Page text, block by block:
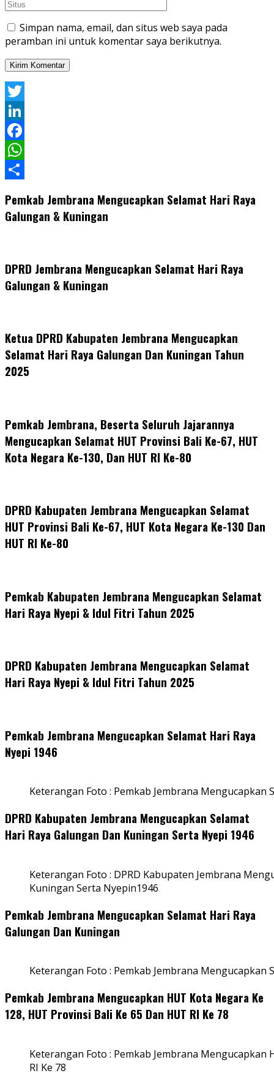
Simpan nama, email, dan situs web saya pada
peramban ini untuk komentar saya berikutnya.
Twitter
LinkedIn
Facebook
WhatsApp
Pemkab Jembrana Mengucapkan Selamat Hari Raya
Galungan & Kuningan
DPRD Jembrana Mengucapkan Selamat Hari Raya
Galungan & Kuningan
Ketua DPRD Kabupaten Jembrana Mengucapkan
Selamat Hari Raya Galungan Dan Kuningan Tahun
2025
Pemkab Jembrana, Beserta Seluruh Jajarannya
Mengucapkan Selamat HUT Provinsi Bali Ke-67, HUT
Kota Negara Ke-130, Dan HUT RI Ke-80
DPRD Kabupaten Jembrana Mengucapkan Selamat
HUT Provinsi Bali Ke-67, HUT Kota Negara Ke-130 Dan
HUT RI Ke-80
Pemkab Kabupaten Jembrana Mengucapkan Selamat
Hari Raya Nyepi & Idul Fitri Tahun 2025
DPRD Kabupaten Jembrana Mengucapkan Selamat
Hari Raya Nyepi & Idul Fitri Tahun 2025
Pemkab Jembrana Mengucapkan Selamat Hari Raya
Nyepi 1946
Keterangan Foto : Pemkab Jembrana Mengucapkan
DPRD Kabupaten Jembrana Mengucapkan Selamat
Hari Raya Galungan Dan Kuningan Serta Nyepi 1946
Keterangan Foto : DPRD Kabupaten Jembrana
Kuningan Serta Nyepin1946
Pemkab Jembrana Mengucapkan Selamat Hari Raya
Galungan Dan Kuningan
Keterangan Foto : Pemkab Jembrana Mengucapkan
Pemkab Jembrana Mengucapkan HUT Kota Negara Ke
128, HUT Provinsi Bali Ke 65 Dan HUT RI Ke 78
Keterangan Foto : Pemkab Jembrana Mengucapkan
RI Ke 78